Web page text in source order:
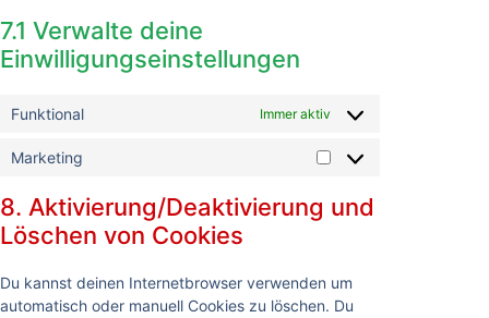
7.1 Verwalte deine
Einwilligungseinstellungen
Funktional Immer aktiv
Marketing
8. Aktivierung/Deaktivierung und
Löschen von Cookies
Du kannst deinen Internetbrowser verwenden um
automatisch oder manuell Cookies zu löschen. Du